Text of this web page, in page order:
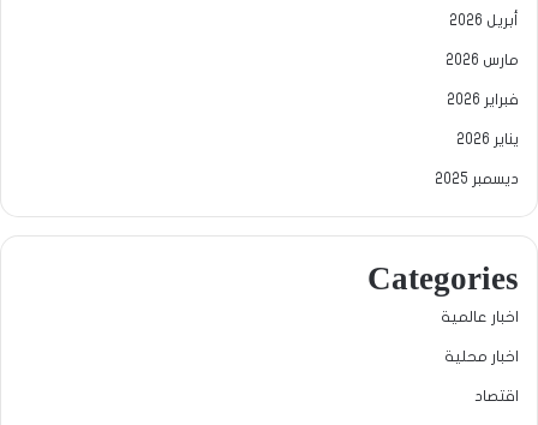
أبريل 2026
مارس 2026
فبراير 2026
يناير 2026
ديسمبر 2025
Categories
اخبار عالمية
اخبار محلية
اقتصاد